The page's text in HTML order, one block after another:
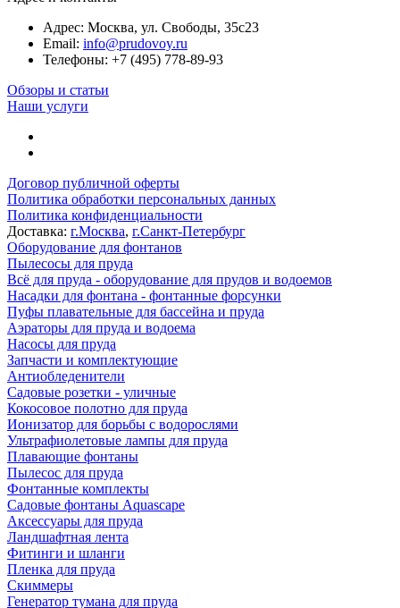
Адрес: Москва, ул. Свободы, 35с23
Email: info@prudovoy.ru
Телефоны: +7 (495) 778-89-93
Обзоры и статьи
Наши услуги
Договор публичной оферты
Политика обработки персональных данных
Политика конфиденциальности
Доставка: г.Москва, г.Санкт-Петербург
Оборудование для фонтанов
Пылесосы для пруда
Всё для пруда - оборудование для прудов и водоемов
Насадки для фонтана - фонтанные форсунки
Пуфы плавательные для бассейна и пруда
Аэраторы для пруда и водоема
Насосы для пруда
Запчасти и комплектующие
Антиобледенители
Садовые розетки - уличные
Кокосовое полотно для пруда
Ионизатор для борьбы с водорослями
Ультрафиолетовые лампы для пруда
Плавающие фонтаны
Пылесос для пруда
Фонтанные комплекты
Садовые фонтаны Aquascape
Аксессуары для пруда
Ландшафтная лента
Фитинги и шланги
Пленка для пруда
Скиммеры
Генератор тумана для пруда